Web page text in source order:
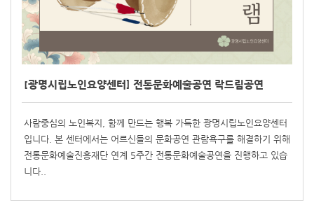
[광명시립노인요양센터] 전통문화예술공연 락드림공연
사람중심의 노인복지, 함께 만드는 행복 가득한 광명시립노인요양센터
입니다. 본 센터에서는 어르신들의 문화공연 관람욕구를 해결하기 위해
전통문화예술진흥재단 연계 5주간 전통문화예술공연을 진행하고 있습
니다..